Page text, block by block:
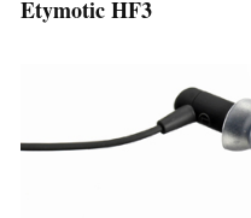
Etymotic HF3